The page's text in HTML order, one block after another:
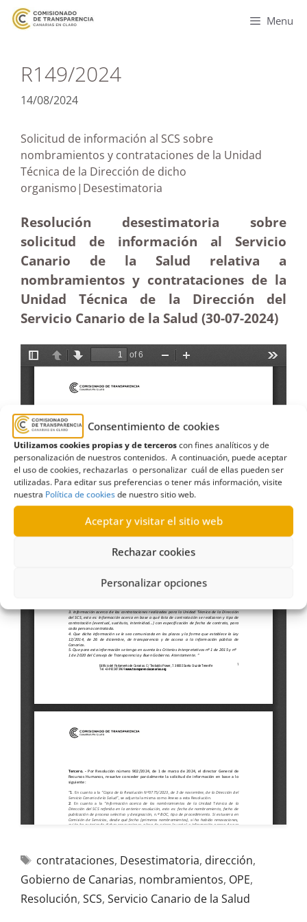
Consentimiento de cookies
Utilizamos cookies propias y de terceroscon fines analíticos y de
personalización de nuestros contenidos. A continuación, puede aceptar
el uso de cookies, rechazarlas o personalizar cuál de ellas pueden ser
utilizadas. Para editar sus preferencias o tener más información, visite
nuestra Política de cookiesde nuestro sitio web.
Aceptar y visitar el sitio web
Rechazar cookies
Personalizar opciones
Menu
R149/2024
14/08/2024
Solicitud de información al SCS sobre
nombramientos y contrataciones de la Unidad
Técnica de la Dirección de dicho
organismo|Desestimatoria
Resolución desestimatoria sobre
solicitud de información al Servicio
Canario de la Salud relativa a
nombramientos y contrataciones de la
Unidad Técnica de la Dirección del
Servicio Canario de la Salud (30-07-2024)
contrataciones, Desestimatoria, dirección,
Gobierno de Canarias, nombramientos, OPE,
Resolución, SCS, Servicio Canario de la Salud